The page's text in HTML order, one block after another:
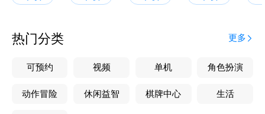
热门分类 更多
可预约 视频 单机 角色扮演
动作冒险 休闲益智 棋牌中心 生活